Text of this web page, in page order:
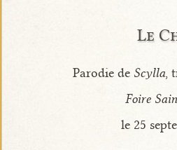
Le
Parodie de Scylla,
Foire
le 25